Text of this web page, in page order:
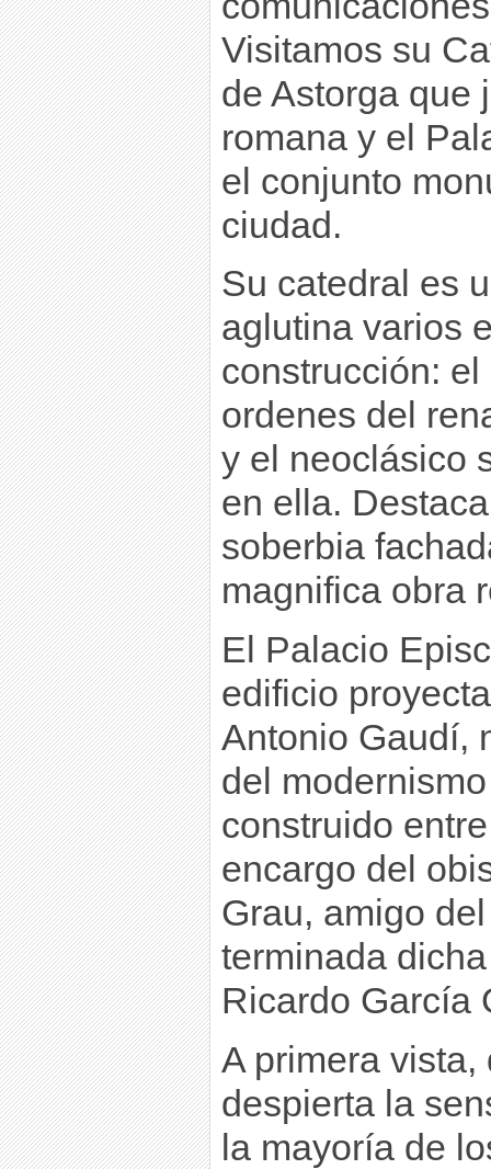
Visitamos su
de Astorga que
romana y el
el conjunto
ciudad.
Su catedral es
aglutina varios
construcción:
ordenes del
y el neoclásico
en ella.
soberbia
magnifica obra
El Palacio
edificio
Antonio Gaudí,
del
construido
encargo del
Grau, amigo
terminada
Ricardo García
A primera
despierta la
la mayoría de